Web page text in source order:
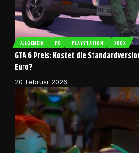
ALLGEMEIN PC PLAYSTATION XBOX
GTA 6 Preis: Kostet die
Euro?
20. Februar 2026